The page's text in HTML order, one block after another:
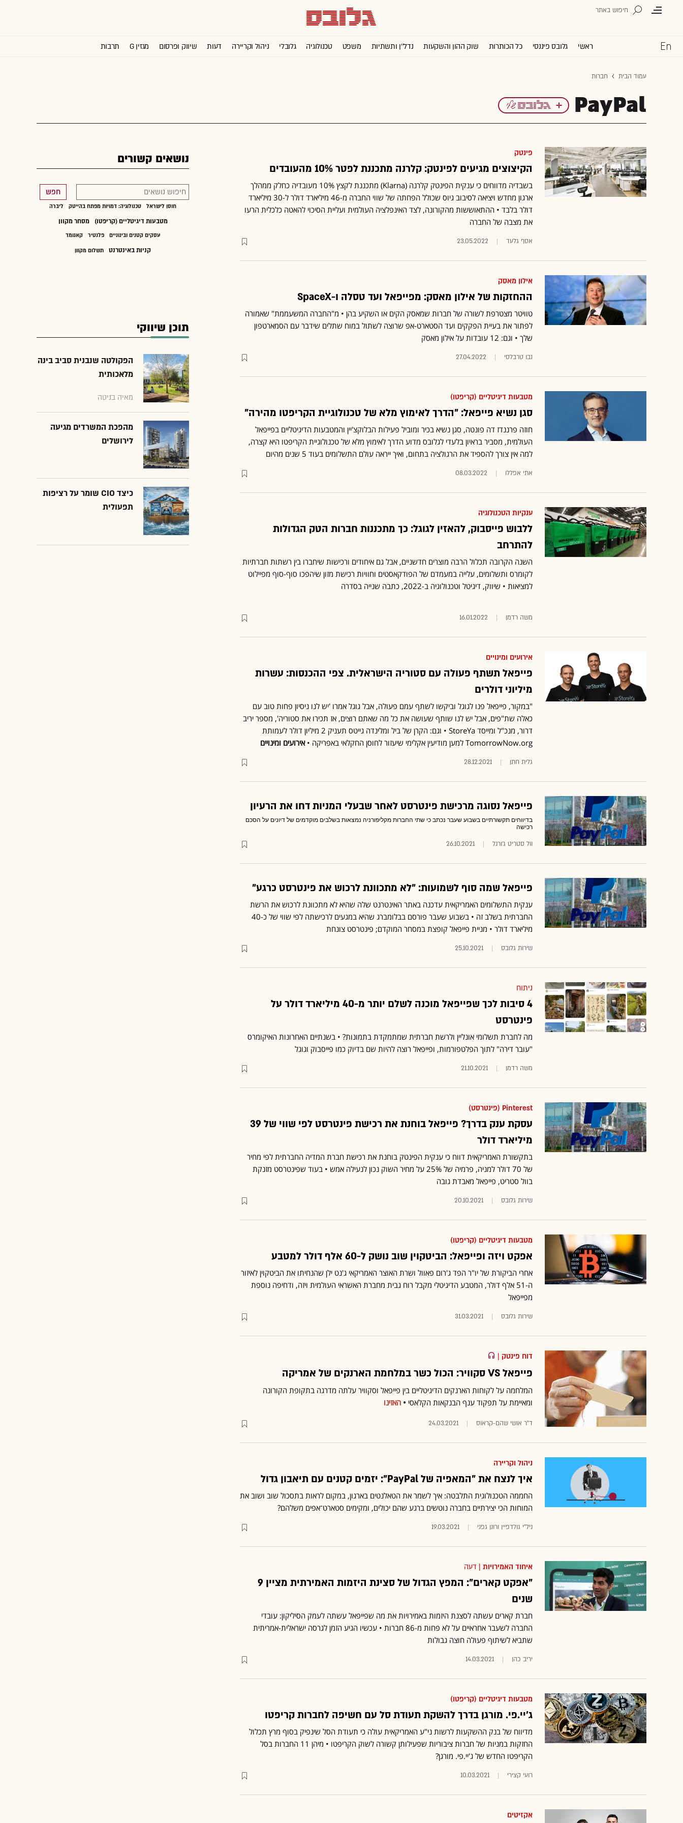
ראשי גלובס פיננסי כל הכותרות שוק ההון והשקעות נדל''ן ותשתיות משפט טכנולוגיה גלובלי ניהול וקריירה דעות שיווק ופרסום מגזין G תרבות
עמוד הבית חברות
פינטק
הקיצוצים מגיעים לפינטק: קלרנה מתכננת לפטר 10% מהעובדים
בשבדיה מדווחים כי ענקית הפינטק קלרנה (Klarna) מתכננת לקצץ 10% מעובדיה כחלק ממהלך
ארגון מחדש ויציאה לסיבוב גיוס שכולל הפחתה של שווי החברה מ-46 מיליארד דולר ל-30 מיליארד
דולר בלבד • ההתאוששות מהקורונה, לצד האינפלציה העולמית ועליית הסיכוי להאטה כלכלית הרעו
את מצבה של החברה
אסף גלעד 23.05.2022
אילון מאסק
ההחזקות של אילון מאסק: מפייפאל ועד טסלה ו-SpaceX
טוויטר מצטרפת לשורה של חברות שמאסק הקים או השקיע בהן • מ"החברה המשעממת" שאמורה
לפתור את בעיית הפקקים ועד הסטארט-אפ שרוצה לשתול במוח שתלים שידבר עם הסמארטפון
שלך • וגם: 12 עובדות על אילון מאסק
נבו טרבלסי 27.04.2022
מטבעות דיגיטליים (קריפטו)
סגן נשיא פייפאל: "הדרך לאימוץ מלא של טכנולוגיית הקריפטו מהירה"
חוזה פרננדז דה פונטה, סגן נשיא בכיר ומוביל פעילות הבלוקצ'יין והמטבעות הדיגיטליים בפייפאל
העולמית, מסביר בראיון בלעדי לגלובס מדוע הדרך לאימוץ מלא של טכנולוגיית הקריפטו היא קצרה,
למה אין צורך להספיד את הרגולציה בתחום, ואיך ייראה עולם התשלומים בעוד 5 שנים מהיום
אתי אפללו 08.03.2022
ענקיות הטכנולוגיה
ללבוש פייסבוק, להאזין לגוגל: כך מתכננות חברות הטק הגדולות
להתרחב
השנה הקרובה תכלול הרבה מוצרים חדשניים, אבל גם איחודים ורכישות שיחברו בין רשתות חברתיות
לקומרס ותשלומים, עלייה במעמדם של הפודקאסטים וחוויות רכישת מזון שיהפכו סוף-סוף מפיילוט
למציאות • שיווק, דיגיטל וטכנולוגיה ב-2022, כתבה שנייה בסדרה
משה רדמן 16.01.2022
אירועים ומינויים
פייפאל תשתף פעולה עם סטוריה הישראלית. צפי ההכנסות: עשרות
מיליוני דולרים
"במקור, פייפאל פנו לגוגל וביקשו לשתף עמם פעולה, אבל גוגל אמרו 'יש לנו ניסיון פחות טוב עם
כאלה שת"פים, אבל יש לנו שותף שעושה את כל מה שאתם רוצים, אז תכירו את סטוריה', מספר יריב
דרור, מנכ"ל ומייסד StoreYa • וגם: הקרן של ביל ומלינדה גייטס תעניק 2 מיליון דולר לעמותת
TomorrowNow.org למען מודיעין אקלימי שיעזור לחוסן החקלאי באפריקה •
אירועים ומינויים
גלית חתן 28.12.2021
פייפאל נסוגה מרכישת פינטרסט לאחר שבעלי המניות דחו את הרעיון
בדיווחים תקשורתיים בשבוע שעבר נכתב כי שתי החברות מקליפורניה נמצאות בשלבים מוקדמים של דיונים על הסכם
רכישה
וול סטריט ג'ורנל 26.10.2021
פייפאל שמה סוף לשמועות: "לא מתכוונת לרכוש את פינטרסט כרגע"
ענקית התשלומים האמריקאית עדכנה באתר האינטרנט שלה שהיא לא מתכוונת לרכוש את הרשת
החברתית בשלב זה • בשבוע שעבר פורסם בבלומברג שהיא במגעים לרכישתה לפי שווי של כ-40
מיליארד דולר • מניית פייפאל קופצת במסחר המוקדם; פינטרסט צונחת
שירות גלובס 25.10.2021
ניתוח
4 סיבות לכך שפייפאל מוכנה לשלם יותר מ-40 מיליארד דולר על
פינטרסט
מה לחברת תשלומי אונליין ולרשת חברתית שמתמקדת בתמונות? • בשנתיים האחרונות האיקומרס
"עובר דירה" לתוך הפלטפורמות, ופייפאל רוצה להיות שם בדיוק כמו פייסבוק וגוגל
משה רדמן 21.10.2021
Pinterest (פינטרסט)
עסקת ענק בדרך? פייפאל בוחנת את רכישת פינטרסט לפי שווי של 39
מיליארד דולר
בתקשורת האמריקאית דווח כי ענקית הפינטק בוחנת את רכישת חברת המדיה החברתית לפי מחיר
של 70 דולר למניה, פרמיה של 25% על מחיר השוק נכון לנעילה אמש • בעוד שפינטרסט מזנקת
בוול סטריט, פייפאל מאבדת גובה
שירות גלובס 20.10.2021
מטבעות דיגיטליים (קריפטו)
אפקט ויזה ופייפאל: הביטקוין שוב נושק ל-60 אלף דולר למטבע
אחרי הביקורת של יו"ר הפד ג'רום פאוול ושרת האוצר האמריקאי ג'נט ילן שהנחיתו את הביטקוין לאיזור
ה-51 אלף דולר, המטבע הדיגיטלי מקבל רוח גבית מחברת האשראי העולמית ויזה, ודחיפה נוספת
מפייפאל
שירות גלובס 31.03.2021
דוח פינטק
פייפאל VS סקוויר: הכול כשר במלחמת הארנקים של אמריקה
המלחמה על לקוחות הארנקים הדיגיטליים בין פייפאל וסקוויר עלתה מדרגה בתקופת הקורונה
ומאיימת על תפקוד ענף הבנקאות הקלאסי • האזינו
ד"ר אושי שהם-קראוס 24.03.2021
ניהול וקריירה
איך לנצח את "המאפיה של PayPal": יזמים קטנים עם תיאבון גדול
החממה הטכנולוגית התלבטה: איך לשמר את הטאלנטים בארגון, במקום לראות בתסכול שוב ושוב את
המוחות הכי יצירתיים בחברה נוטשים ברגע שהם יכולים, ומקימים סטארט־אפים משלהם?
ניל"י גולדפיין ורונן גפני 19.03.2021
איחוד האמירויות | דעה
"אפקט קארים": המפץ הגדול של סצינת היזמות האמירתית מציין 9
שנים
חברת קארים עשתה לסצנת היזמות באמירויות את מה שפייפאל עשתה לעמק הסיליקון: עובדי
החברה לשעבר אחראיים על לא פחות מ-86 חברות • עכשיו הגיע הזמן לגרסה ישראלית-אמריתית
שתביא לשיתוף פעולה חוצה גבולות
יריב כהן 14.03.2021
מטבעות דיגיטליים (קריפטו)
ג'יי.פי. מורגן בדרך להשקת תעודת סל עם חשיפה לחברות קריפטו
מדיווח של בנק ההשקעות לרשות ני"ע האמריקאית עולה כי תעודת הסל שינפיק בסוף מרץ תכלול
החזקות במניות של חברות ציבוריות שפעילותן קשורה לשוק הקריפטו • מיהן 11 החברות בסל
הקריפטו החדש של ג'יי.פי. מורגן?
רועי קצירי 10.03.2021
אקזיטים
נושאים קשורים
חפש
חוסן לישראל טכנולוגיה: דמויות מפתח בהייטק ליברה
מטבעות דיגיטליים (קריפטו) מסחר מקוון
עסקים קטנים ובינוניים פלנטיר קאנומד
קניות באינטרנט תשלום מקוון
תוכן שיווקי
הפקולטה שנבנית סביב בינה
מלאכותית
מאיה בניטה
מהפכת המשרדים מגיעה
לירושלים
כיצד CIO שומר על רציפות
תפעולית